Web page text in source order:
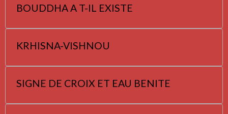
BOUDDHA A T-IL EXISTE
KRHISNA-VISHNOU
SIGNE DE CROIX ET EAU BENITE